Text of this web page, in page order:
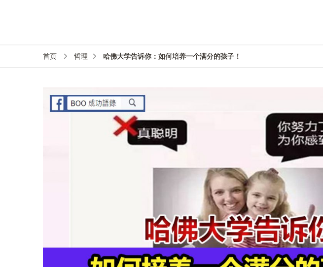
首页 哲理 哈佛大学告诉你：如何培养一个满分的孩子！